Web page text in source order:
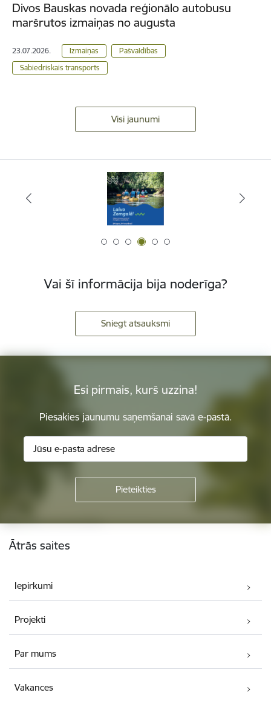
Divos Bauskas novada reģionālo autobusu
maršrutos izmaiņas no augusta
23.07.2026. Izmaiņas
Pašvaldības
Sabiedriskais transports
Visi jaunumi
Vai šī informācija bija noderīga?
Sniegt atsauksmi
Esi pirmais, kurš uzzina!
Piesakies jaunumu saņemšanai savā e-pastā.
Kājene
Ātrās saites
Iepirkumi
Projekti
Par mums
Vakances